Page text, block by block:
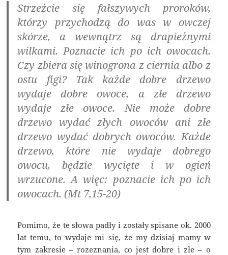
Strzeżcie się fałszywych proroków,
którzy przychodzą do was w owczej
skórze, a wewnątrz są drapieżnymi
wilkami. Poznacie ich po ich owocach.
Czy zbiera się winogrona z ciernia albo z
ostu figi? Tak każde dobre drzewo
wydaje dobre owoce, a złe drzewo
wydaje złe owoce. Nie może dobre
drzewo wydać złych owoców ani złe
drzewo wydać dobrych owoców. Każde
drzewo, które nie wydaje dobrego
owocu, będzie wycięte i w ogień
wrzucone. A więc: poznacie ich po ich
owocach. (Mt 7,15-20)
Pomimo, że te słowa padły i zostały spisane ok. 2000
lat temu, to wydaje mi się, że my dzisiaj mamy w
tym zakresie – rozeznania, co jest dobre i złe – o